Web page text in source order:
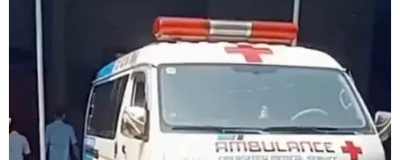
Chi cục trưởng Chi cục Chăn nuôi và Thú y tỉnh Thanh Hóa cho
biết mặc dù dịch đã được khống chế nhưng các địa phương cần chú
ý tuân thủ quy trình tái đàn và không được chủ quan trước dịch